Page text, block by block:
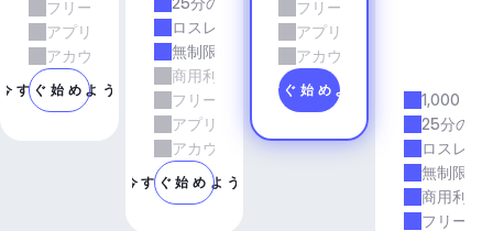
フリーランスとエージェンシーの仕事
アプリとサービス
アカウントマネージャーのサポート
今すぐ始めよう
ロスレス品質
無制限のダウンロード
商用利用
フリーランスとエージェンシーの仕事
アプリとサービス
アカウントマネージャーのサポート
今すぐ始めよう
フリーランスとエージェン
アプリとサービス
アカウントマネージャーの
今すぐ始めよう
1,000ト
25分の所
ロスレス
無制限の
商用利用
フリーラ